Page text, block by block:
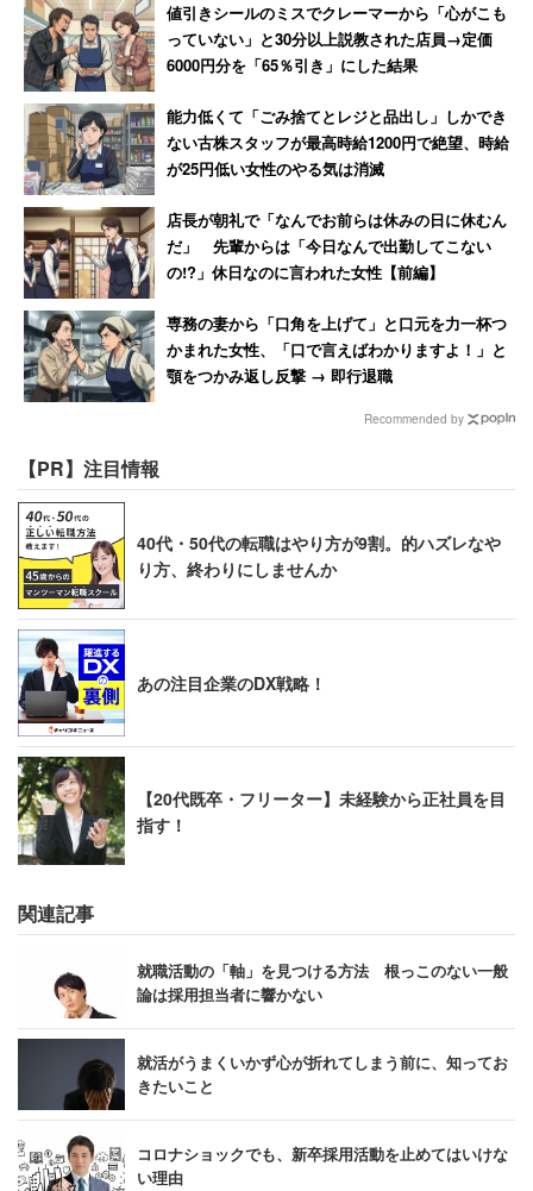
もし、この状況を放置して、内定者と会社や人事との間に
信頼関係ができないまま入社してきてしまったらどうなる
ことでしょうか。
今後しばらくは、入社後の仕事においてもオンラインでの
テレワークが中心となるところが多いでしょう。そうなる
と、内定者改め新入社員は、上司や同僚とも信頼関係がな
かなか築けず、そこでの悩みを吐露する同期も人事担当者
などの相談相手になってくれる人もいない状態に置かれて
しまうかもしれません。
すでに20卒の新人のオンライン導入研修で、その難しさを
お感じの方も多いと思います。その二の舞とならないよ
う、ぜひこの内定者の期間に信頼関係を築き「内定ブル
ー」を解消するとともに、入社後も定着がうまくいくよう
に準備をしておいてください。
【筆者プロフィール】曽和利光
組織人事コンサルタント。京都
大学教育学部教育心理学科卒。
リクルート人事部ゼネラルマネ
ジャーを経てライフネット生
命、オープンハウスと一貫とし
て人事畑を進み、2011年に株
式会社人材研究所を設立。著書
に『コミュ障のための面接戦略
と行動科学から見た人と組織のマネジメントバイアス』
（共著、ソシム）など。
■株式会社人材研究所ウェブサイト
http://jinzai-kenkyusho.co.jp/
値引きシールのミスでクレーマーから「心がこも
っていない」と30分以上説教された店員→定価
6000円分を「65％引き」にした結果
能力低くて「ごみ捨てとレジと品出し」しかでき
ない古株スタッフが最高時給1200円で絶望、時給
が25円低い女性のやる気は消滅
店長が朝礼で「なんでお前らは休みの日に休むん
だ」 先輩からは「今日なんで出勤してこない
の!?」休日なのに言われた女性【前編】
専務の妻から「口角を上げて」と口元を力一杯つ
かまれた女性、「口で言えばわかりますよ！」と
顎をつかみ返し反撃 → 即行退職
Recommended by
【PR】注目情報
40代・50代の転職はやり方が9割。的ハズレなや
り方、終わりにしませんか
あの注目企業のDX戦略！
【20代既卒・フリーター】未経験から正社員を目
指す！
関連記事
就職活動の「軸」を見つける方法 根っこのない一般
論は採用担当者に響かない
就活がうまくいかず心が折れてしまう前に、知ってお
きたいこと
コロナショックでも、新卒採用活動を止めてはいけな
い理由